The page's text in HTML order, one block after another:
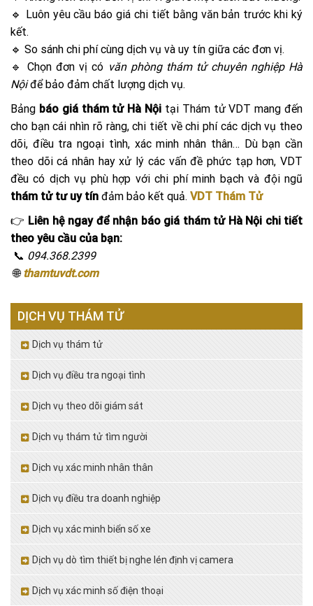
🔹 Luôn yêu cầu báo giá chi tiết bằng văn bản trước khi ký
kết.
🔹 So sánh chi phí cùng dịch vụ và uy tín giữa các đơn vị.
🔹 Chọn đơn vị có văn phòng thám tử chuyên nghiệp Hà
Nộiđể bảo đảm chất lượng dịch vụ.
Bảng báo giá thám tử Hà Nội tại Thám tử VDT mang đến
cho bạn cái nhìn rõ ràng, chi tiết về chi phí các dịch vụ theo
dõi, điều tra ngoại tình, xác minh nhân thân… Dù bạn cần
theo dõi cá nhân hay xử lý các vấn đề phức tạp hơn, VDT
đều có dịch vụ phù hợp với chi phí minh bạch và đội ngũ
thám tử tư uy tín đảm bảo kết quả. VDT Thám Tử
👉 Liên hệ ngay để nhận báo giá thám tử Hà Nội chi tiết
theo yêu cầu của bạn:
📞 094.368.2399
🌐thamtuvdt.com
DỊCH VỤ THÁM TỬ
Dịch vụ thám tử
Dịch vụ điều tra ngoại tình
Dịch vụ theo dõi giám sát
Dịch vụ thám tử tìm người
Dịch vụ xác minh nhân thân
Dịch vụ điều tra doanh nghiệp
Dịch vụ xác minh biển số xe
Dịch vụ dò tìm thiết bị nghe lén định vị camera
Dịch vụ xác minh số điện thoại